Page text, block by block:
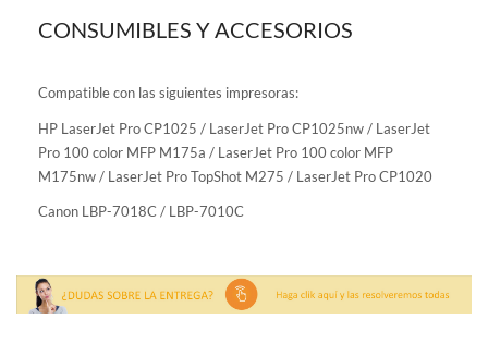
CONSUMIBLES Y ACCESORIOS
Compatible con las siguientes impresoras:
HP LaserJet Pro CP1025 / LaserJet Pro CP1025nw / LaserJet
Pro 100 color MFP M175a / LaserJet Pro 100 color MFP
M175nw / LaserJet Pro TopShot M275 / LaserJet Pro CP1020
Canon LBP-7018C / LBP-7010C